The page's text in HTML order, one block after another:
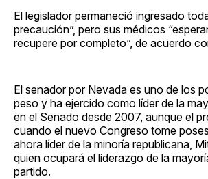
El legislador permaneció ingresado
precaución”, pero sus médicos
recupere por completo”, de acuerdo
El senador por Nevada es uno de los
peso y ha ejercido como líder de la
en el Senado desde 2007, aunque el
cuando el nuevo Congreso tome
ahora líder de la minoría republicana,
quien ocupará el liderazgo de la
partido.